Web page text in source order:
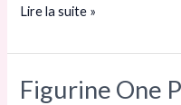
Lire la suite »
Figurine One
Figurine